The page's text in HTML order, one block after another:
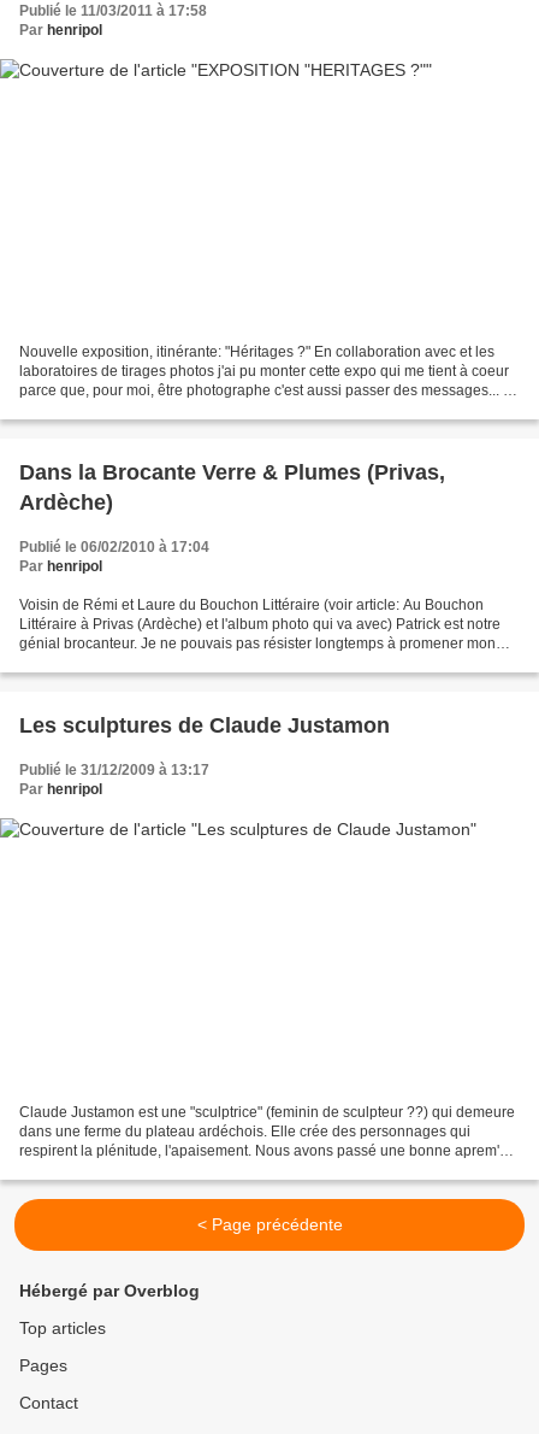
Publié le 11/03/2011 à 17:58
Par henripol
Nouvelle exposition, itinérante: "Héritages ?" En collaboration avec et les
laboratoires de tirages photos j'ai pu monter cette expo qui me tient à coeur
parce que, pour moi, être photographe c'est aussi passer des messages... La
Dans la Brocante Verre & Plumes (Privas,
Ardèche)
Publié le 06/02/2010 à 17:04
Par henripol
Voisin de Rémi et Laure du Bouchon Littéraire (voir article: Au Bouchon
Littéraire à Privas (Ardèche) et l'album photo qui va avec) Patrick est notre
génial brocanteur. Je ne pouvais pas résister longtemps à promener mon
Les sculptures de Claude Justamon
Publié le 31/12/2009 à 13:17
Par henripol
Claude Justamon est une "sculptrice" (feminin de sculpteur ??) qui demeure
dans une ferme du plateau ardéchois. Elle crée des personnages qui
respirent la plénitude, l'apaisement. Nous avons passé une bonne aprem'
< Page précédente
Hébergé par Overblog
Top articles
Pages
Contact